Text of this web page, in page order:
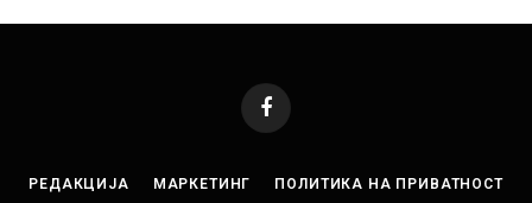
Facebook
РЕДАКЦИЈА МАРКЕТИНГ ПОЛИТИКА НА ПРИВАТНОСТ